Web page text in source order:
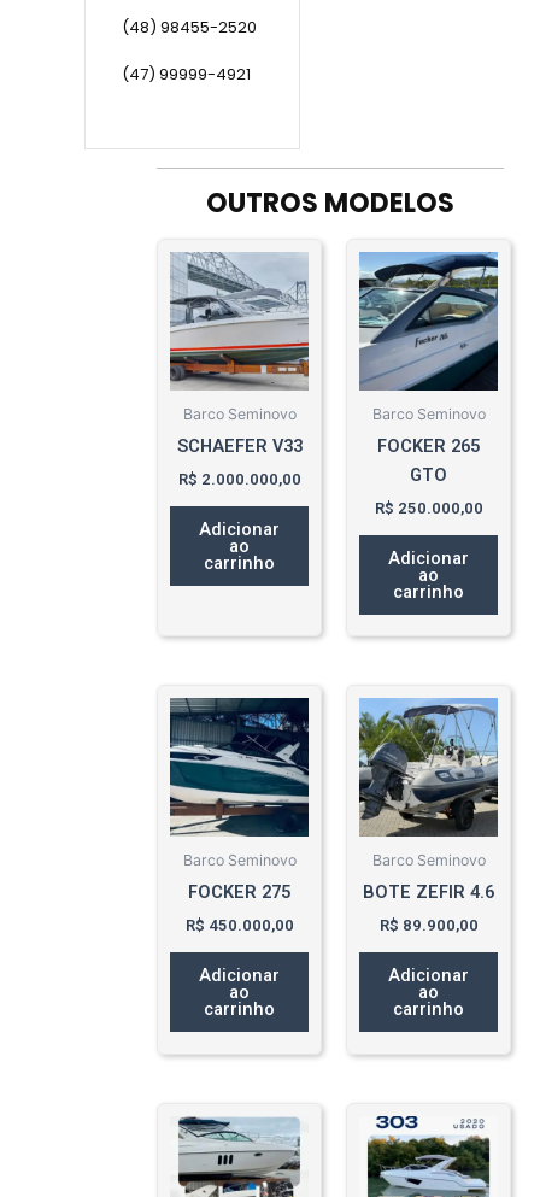
(48) 98455-2520
(47) 99999-4921
OUTROS MODELOS
Barco Seminovo
SCHAEFER V33
R$ 2.000.000,00
Adicionar
ao
carrinho
Barco Seminovo
FOCKER 265
GTO
R$ 250.000,00
Adicionar
ao
carrinho
Barco Seminovo
FOCKER 275
R$ 450.000,00
Adicionar
ao
carrinho
Barco Seminovo
BOTE ZEFIR 4.6
R$ 89.900,00
Adicionar
ao
carrinho